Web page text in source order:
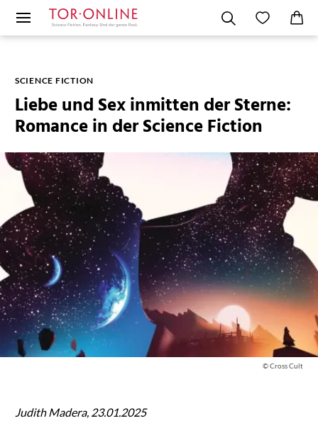
SCIENCE FICTION
Liebe und Sex inmitten der Sterne:
Romance in der Science Fiction
© Cross Cult
Judith Madera, 23.01.2025